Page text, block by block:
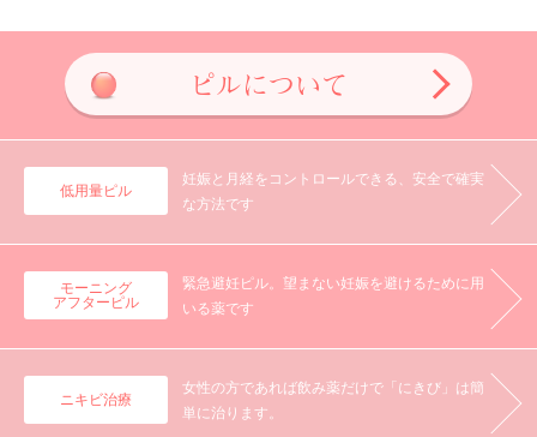
ピルについて
低用量ピル
妊娠と月経を コントロールできる、 安全で確実
な方法です
モーニング
アフターピル
緊急避妊ピル。 望まない妊娠を避けるために用
いる薬です
ニキビ治療
女性の方であれば飲み薬だけで「にきび」は簡
単に治ります。